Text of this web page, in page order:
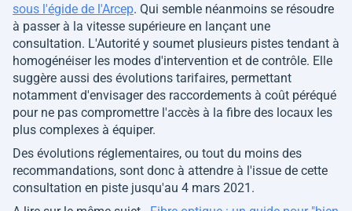
sous l'égide de l'Arcep. Qui semble néanmoins se résoudre
à passer à la vitesse supérieure en lançant une
consultation. L'Autorité y soumet plusieurs pistes tendant à
homogénéiser les modes d'intervention et de contrôle. Elle
suggère aussi des évolutions tarifaires, permettant
notamment d'envisager des raccordements à coût péréqué
pour ne pas compromettre l'accès à la fibre des locaux les
plus complexes à équiper.
Des évolutions réglementaires, ou tout du moins des
recommandations, sont donc à attendre à l'issue de cette
consultation en piste jusqu'au 4 mars 2021.